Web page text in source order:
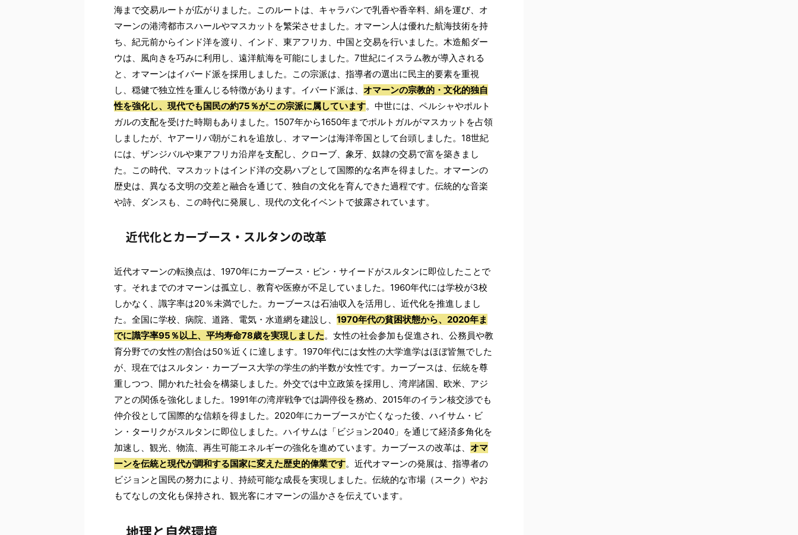
海まで交易ルートが広がりました。このルートは、キャラバンで乳香や香辛料、絹を運び、オ
マーンの港湾都市スハールやマスカットを繁栄させました。オマーン人は優れた航海技術を持
ち、紀元前からインド洋を渡り、インド、東アフリカ、中国と交易を行いました。木造船ダー
ウは、風向きを巧みに利用し、遠洋航海を可能にしました。7世紀にイスラム教が導入される
と、オマーンはイバード派を採用しました。この宗派は、指導者の選出に民主的要素を重視
し、穏健で独立性を重んじる特徴があります。イバード派は、 オマーンの宗教的・文化的独自
性を強化し、現代でも国民の約75％がこの宗派に属しています。中世には、ペルシャやポルト
ガルの支配を受けた時期もありました。1507年から1650年までポルトガルがマスカットを占領
しましたが、ヤアーリバ朝がこれを追放し、オマーンは海洋帝国として台頭しました。18世紀
には、ザンジバルや東アフリカ沿岸を支配し、クローブ、象牙、奴隷の交易で富を築きまし
た。この時代、マスカットはインド洋の交易ハブとして国際的な名声を得ました。オマーンの
歴史は、異なる文明の交差と融合を通じて、独自の文化を育んできた過程です。伝統的な音楽
や詩、ダンスも、この時代に発展し、現代の文化イベントで披露されています。
近代化とカーブース・スルタンの改革
近代オマーンの転換点は、1970年にカーブース・ビン・サイードがスルタンに即位したことで
す。それまでのオマーンは孤立し、教育や医療が不足していました。1960年代には学校が3校
しかなく、識字率は20％未満でした。カーブースは石油収入を活用し、近代化を推進しまし
た。全国に学校、病院、道路、電気・水道網を建設し、 1970年代の貧困状態から、2020年ま
でに識字率95％以上、平均寿命78歳を実現しました。女性の社会参加も促進され、公務員や教
育分野での女性の割合は50％近くに達します。1970年代には女性の大学進学はほぼ皆無でした
が、現在ではスルタン・カーブース大学の学生の約半数が女性です。カーブースは、伝統を尊
重しつつ、開かれた社会を構築しました。外交では中立政策を採用し、湾岸諸国、欧米、アジ
アとの関係を強化しました。1991年の湾岸戦争では調停役を務め、2015年のイラン核交渉でも
仲介役として国際的な信頼を得ました。2020年にカーブースが亡くなった後、ハイサム・ビ
ン・ターリクがスルタンに即位しました。ハイサムは「ビジョン2040」を通じて経済多角化を
加速し、観光、物流、再生可能エネルギーの強化を進めています。カーブースの改革は、 オマ
ーンを伝統と現代が調和する国家に変えた歴史的偉業です。近代オマーンの発展は、指導者の
ビジョンと国民の努力により、持続可能な成長を実現しました。伝統的な市場（スーク）やお
もてなしの文化も保持され、観光客にオマーンの温かさを伝えています。
地理と自然環境